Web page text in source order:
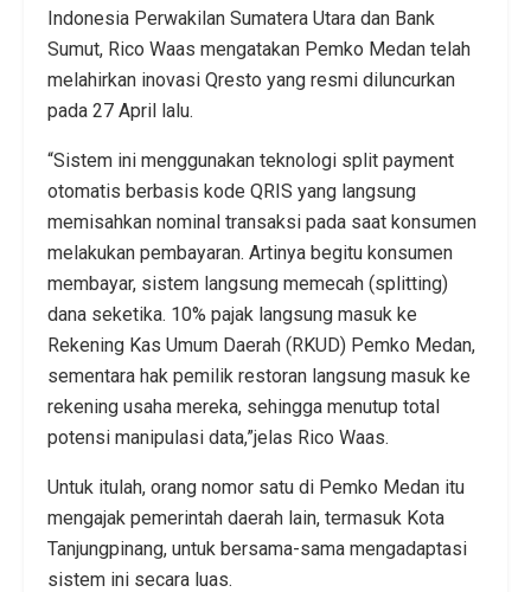
Indonesia Perwakilan Sumatera Utara dan Bank
Sumut, Rico Waas mengatakan Pemko Medan telah
melahirkan inovasi Qresto yang resmi diluncurkan
pada 27 April lalu.
“Sistem ini menggunakan teknologi split payment
otomatis berbasis kode QRIS yang langsung
memisahkan nominal transaksi pada saat konsumen
melakukan pembayaran. Artinya begitu konsumen
membayar, sistem langsung memecah (splitting)
dana seketika. 10% pajak langsung masuk ke
Rekening Kas Umum Daerah (RKUD) Pemko Medan,
sementara hak pemilik restoran langsung masuk ke
rekening usaha mereka, sehingga menutup total
potensi manipulasi data,”jelas Rico Waas.
Untuk itulah, orang nomor satu di Pemko Medan itu
mengajak pemerintah daerah lain, termasuk Kota
Tanjungpinang, untuk bersama-sama mengadaptasi
sistem ini secara luas.